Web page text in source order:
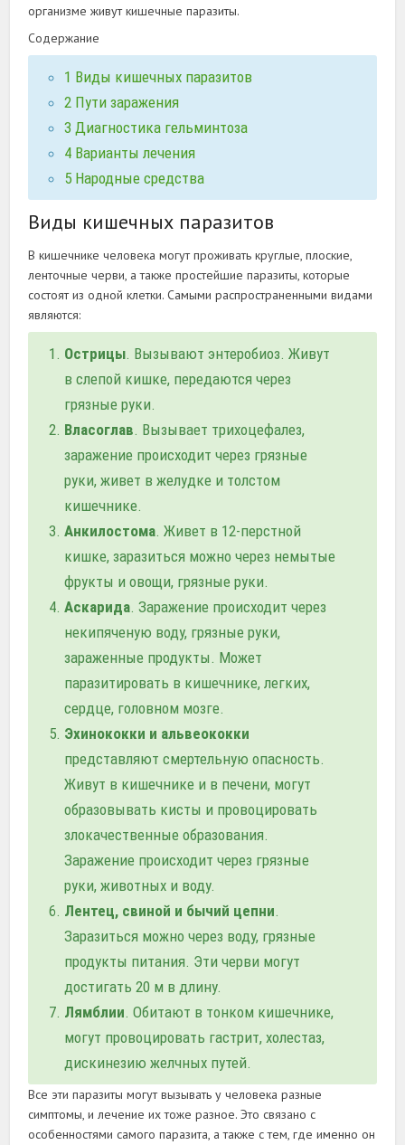
организме живут кишечные паразиты.
Содержание
1 Виды кишечных паразитов
2 Пути заражения
3 Диагностика гельминтоза
4 Варианты лечения
5 Народные средства
Виды кишечных паразитов
В кишечнике человека могут проживать круглые, плоские,
ленточные черви, а также простейшие паразиты, которые
состоят из одной клетки. Самыми распространенными видами
являются:
Острицы. Вызывают энтеробиоз. Живут
в слепой кишке, передаются через
грязные руки.
Власоглав. Вызывает трихоцефалез,
заражение происходит через грязные
руки, живет в желудке и толстом
кишечнике.
Анкилостома. Живет в 12-перстной
кишке, заразиться можно через немытые
фрукты и овощи, грязные руки.
Аскарида. Заражение происходит через
некипяченую воду, грязные руки,
зараженные продукты. Может
паразитировать в кишечнике, легких,
сердце, головном мозге.
Эхинококки и альвеококки
представляют смертельную опасность.
Живут в кишечнике и в печени, могут
образовывать кисты и провоцировать
злокачественные образования.
Заражение происходит через грязные
руки, животных и воду.
Лентец, свиной и бычий цепни.
Заразиться можно через воду, грязные
продукты питания. Эти черви могут
достигать 20 м в длину.
Лямблии. Обитают в тонком кишечнике,
могут провоцировать гастрит, холестаз,
дискинезию желчных путей.
Все эти паразиты могут вызывать у человека разные
симптомы, и лечение их тоже разное. Это связано с
особенностями самого паразита, а также с тем, где именно он